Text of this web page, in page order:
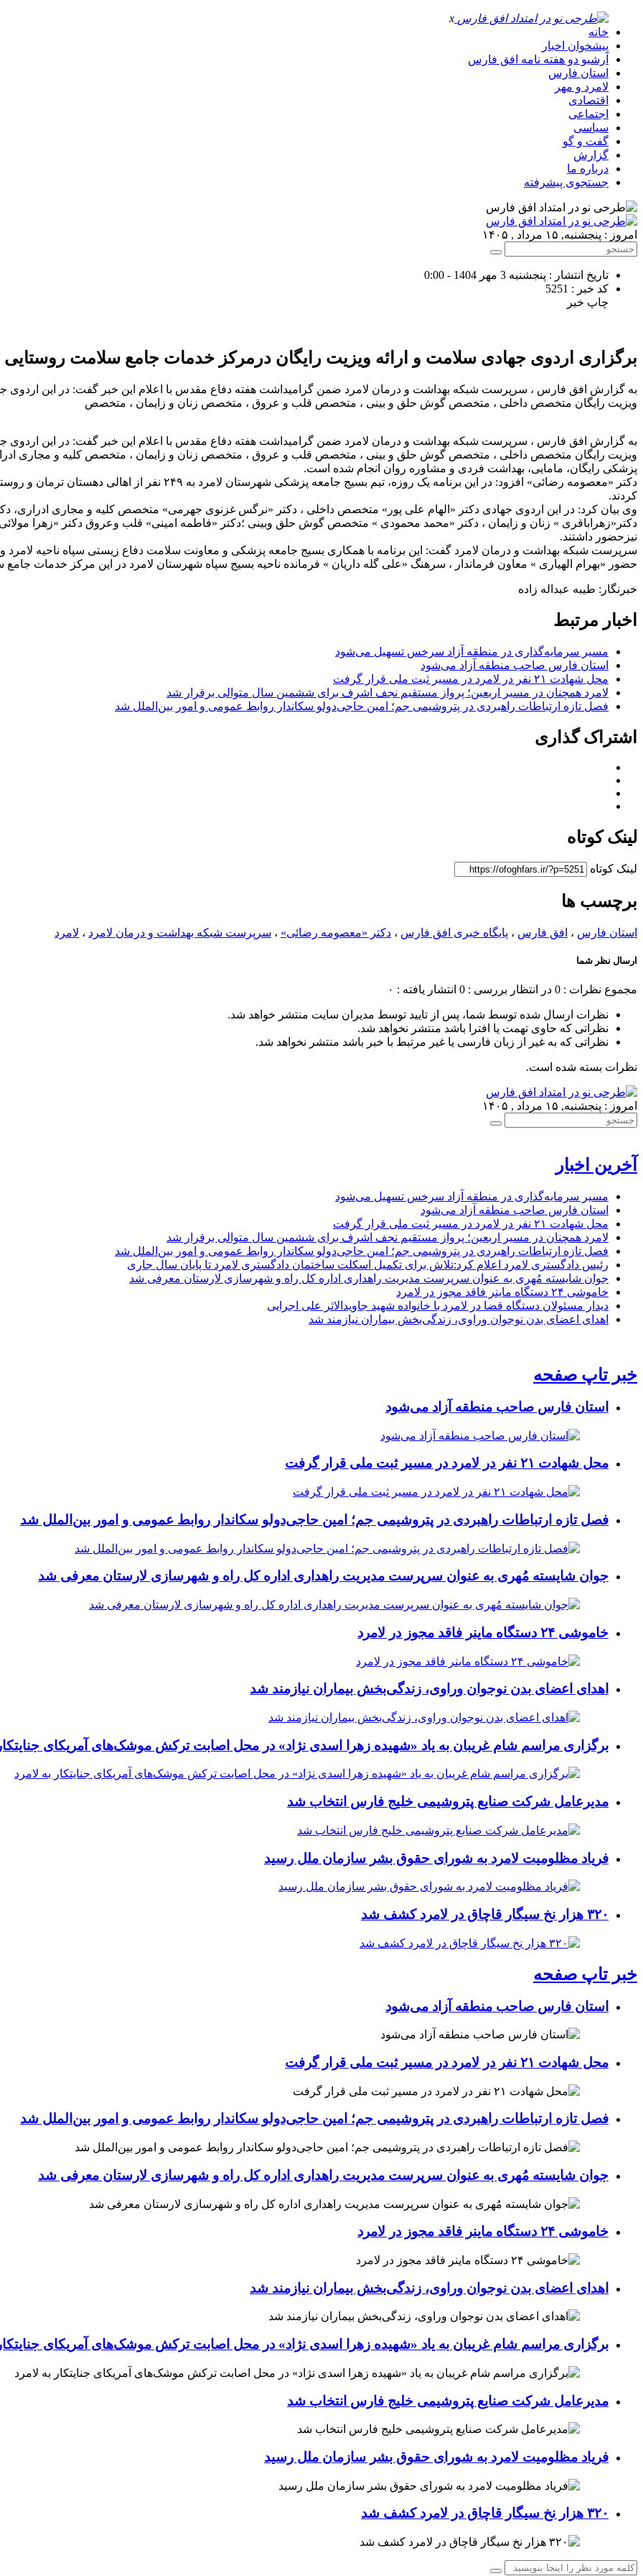
x
خانه
پیشخوان اخبار
آرشیو دو هفته نامه افق فارس
استان فارس
لامرد و مهر
اقتصادی
اجتماعی
سیاسی
گفت و گو
گزارش
درباره ما
جستجوی پیشرفته
امروز : پنجشنبه, ۱۵ مرداد , ۱۴۰۵
تاریخ انتشار : پنجشنبه 3 مهر 1404 - 0:00
کد خبر : 5251
چاپ خبر
برگزاری اردوی جهادی سلامت و ارائه ویزیت رایگان درمرکز خدمات جامع سلامت
به گزارش افق فارس ، سرپرست شبکه بهداشت و درمان لامرد ضمن گرامیداشت هفته دفاع مقدس با اعلام این خبر گفت: در این اردوی
ویزیت رایگان متخصص داخلی ، متخصص گوش حلق و بینی ، متخصص قلب و عروق ، متخصص زنان و زایمان ، متخصص
به گزارش افق فارس ، سرپرست شبکه بهداشت و درمان لامرد ضمن گرامیداشت هفته دفاع مقدس با اعلام این خبر گفت: در این اردوی
ویزیت رایگان متخصص داخلی ، متخصص گوش حلق و بینی ، متخصص قلب و عروق ، متخصص زنان و زایمان ، متخصص کلیه و مجاری
پزشکی رایگان، مامایی، بهداشت فردی و مشاوره روان انجام شده است.
دکتر «معصومه رضائی» افزود: در این برنامه یک روزه، تیم بسیج
کردند.
وی بیان کرد: در این اردوی جهادی دکتر «الهام علی پور» متخصص داخلی ، دکتر «نرگس غزنوی جهرمی» متخصص کلیه و مجاری
دکتر«زهراباقری » زنان و زایمان ، دکتر «محمد محمودی » متخصص گوش حلق وبینی ؛دکتر «فاطمه امینی» قلب وعروق دکتر «زهرا
نیزحضور داشتند.
سرپرست شبکه بهداشت و درمان لامرد گفت: این برنامه با همکاری بسیج جامعه پزشکی و معاونت سلامت دفاع زیستی سپاه ناحیه لامرد
حضور «بهرام الهیاری » معاون فرماندار ، سرهنگ «علی گله داریان » فرمانده ناحیه بسیج سپاه شهرستان لامرد در این مرکز خدمات جامع
خبرنگار: طیبه عبداله زاده
اخبار مرتبط
مسیر سرمایه‌گذاری در منطقه آزاد سرخس تسهیل می‌شود
استان فارس صاحب منطقه آزاد می‌شود
محل شهادت ۲۱ نفر در لامرد در مسیر ثبت ملی قرار گرفت
لامرد همچنان در مسیر اربعین؛ پرواز مستقیم نجف اشرف برای ششمین سال متوالی برقرار شد
فصل تازه ارتباطات راهبردی در پتروشیمی جم؛ امین حاجی‌دولو سکاندار روابط عمومی و امور بین‌الملل شد
اشتراک گذاری
لینک کوتاه
لینک کوتاه
برچسب ها
استان فارس ، افق فارس ، پایگاه خبری افق فارس ، دکتر «معصومه رضائی» ، سرپرست شبکه بهداشت و درمان لامرد ، لامرد
ارسال نظر شما
مجموع نظرات : 0 در انتظار بررسی : 0 انتشار یافته : ۰
نظرات ارسال شده توسط شما، پس از تایید توسط مدیران سایت منتشر خواهد شد.
نظراتی که حاوی تهمت یا افترا باشد منتشر نخواهد شد.
نظراتی که به غیر از زبان فارسی یا غیر مرتبط با خبر باشد منتشر نخواهد شد.
نظرات بسته شده است.
امروز : پنجشنبه, ۱۵ مرداد , ۱۴۰۵
آخرین اخبار
مسیر سرمایه‌گذاری در منطقه آزاد سرخس تسهیل می‌شود
استان فارس صاحب منطقه آزاد می‌شود
محل شهادت ۲۱ نفر در لامرد در مسیر ثبت ملی قرار گرفت
لامرد همچنان در مسیر اربعین؛ پرواز مستقیم نجف اشرف برای ششمین سال متوالی برقرار شد
فصل تازه ارتباطات راهبردی در پتروشیمی جم؛ امین حاجی‌دولو سکاندار روابط عمومی و امور بین‌الملل شد
رئیس دادگستری لامرد اعلام کرد:تلاش برای تکمیل اسکلت ساختمان دادگستری لامرد تا پایان سال جاری
جوان شایسته مُهری به عنوان سرپرست مدیریت راهداری اداره کل راه و شهرسازی لارستان معرفی شد
خاموشی ۲۴ دستگاه ماینر فاقد مجوز در لامرد
دیدار مسئولان دستگاه قضا در لامرد با خانواده شهید جاویدالاثر علی اجرایی
اهدای اعضای بدن نوجوان وراوی، زندگی‌بخش بیماران نیازمند شد
خبر تاپ صفحه
استان فارس صاحب منطقه آزاد می‌شود
محل شهادت ۲۱ نفر در لامرد در مسیر ثبت ملی قرار گرفت
فصل تازه ارتباطات راهبردی در پتروشیمی جم؛ امین حاجی‌دولو سکاندار روابط عمومی و امور بین‌الملل شد
جوان شایسته مُهری به عنوان سرپرست مدیریت راهداری اداره کل راه و شهرسازی لارستان معرفی شد
خاموشی ۲۴ دستگاه ماینر فاقد مجوز در لامرد
اهدای اعضای بدن نوجوان وراوی، زندگی‌بخش بیماران نیازمند شد
برگزاری مراسم شام غریبان به یاد «شهیده زهرا اسدی نژاد» در محل اصابت ترکش موشک‌های آمریکای جنایتکار
مدیرعامل شرکت صنایع پتروشیمی خلیج فارس انتخاب شد
فریاد مظلومیت لامرد به شورای حقوق بشر سازمان ملل رسید
۳۲۰ هزار نخ سیگار قاچاق در لامرد کشف شد
خبر تاپ صفحه
استان فارس صاحب منطقه آزاد می‌شود
محل شهادت ۲۱ نفر در لامرد در مسیر ثبت ملی قرار گرفت
فصل تازه ارتباطات راهبردی در پتروشیمی جم؛ امین حاجی‌دولو سکاندار روابط عمومی و امور بین‌الملل شد
جوان شایسته مُهری به عنوان سرپرست مدیریت راهداری اداره کل راه و شهرسازی لارستان معرفی شد
خاموشی ۲۴ دستگاه ماینر فاقد مجوز در لامرد
اهدای اعضای بدن نوجوان وراوی، زندگی‌بخش بیماران نیازمند شد
برگزاری مراسم شام غریبان به یاد «شهیده زهرا اسدی نژاد» در محل اصابت ترکش موشک‌های آمریکای جنایتکار
مدیرعامل شرکت صنایع پتروشیمی خلیج فارس انتخاب شد
فریاد مظلومیت لامرد به شورای حقوق بشر سازمان ملل رسید
۳۲۰ هزار نخ سیگار قاچاق در لامرد کشف شد